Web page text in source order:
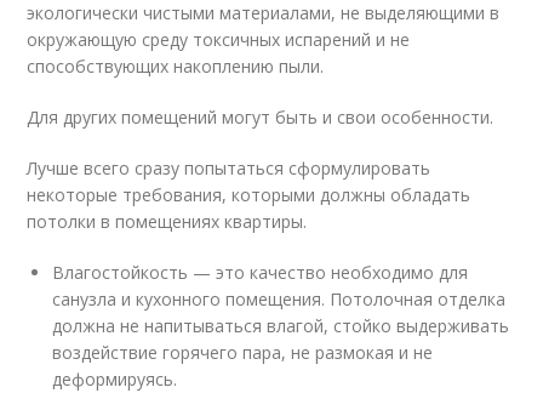
экологически чистыми материалами, не выделяющими в
окружающую среду токсичных испарений и не
способствующих накоплению пыли.
Для других помещений могут быть и свои особенности.
Лучше всего сразу попытаться сформулировать
некоторые требования, которыми должны обладать
потолки в помещениях квартиры.
Влагостойкость — это качество необходимо для
санузла и кухонного помещения. Потолочная отделка
должна не напитываться влагой, стойко выдерживать
воздействие горячего пара, не размокая и не
деформируясь.